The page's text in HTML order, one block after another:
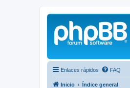
Enlaces rápidos FAQ
Inicio Índice general